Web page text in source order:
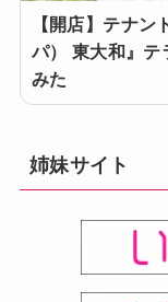
【開店】テナ
パ） 東大和』テ
みた
姉妹サイト